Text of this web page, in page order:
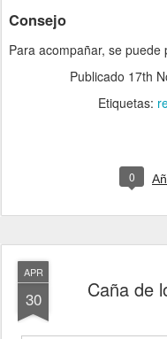
Consejo
Para acompañar, se
Publicado 17th
Etiquetas:
0
APR
30 Caña de